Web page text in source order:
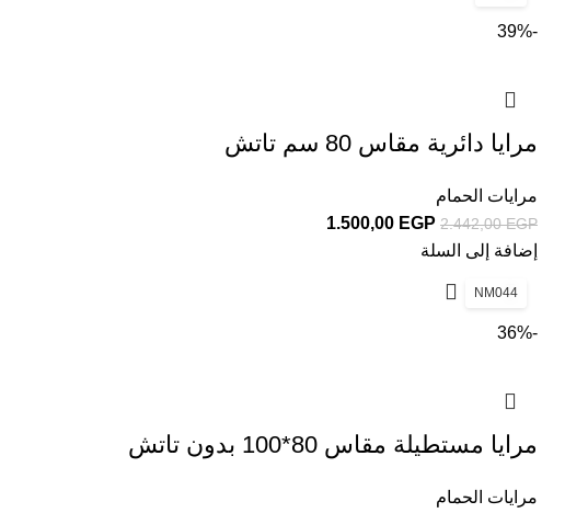
-39%
NM044
مرايا دائرية مقاس 80 سم تاتش
مرايات الحمام
2.442,00EGP
1.500,00 EGP
إضافة إلى السلة
-36%
مرايا مستطيلة مقاس 80*100 بدون تاتش
مرايات الحمام